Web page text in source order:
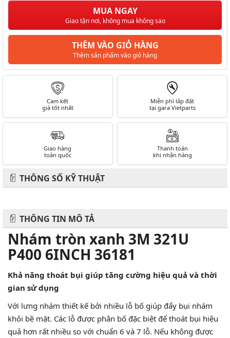
MUA NGAY
Giao tận nơi, không mua không sao
THÊM VÀO GIỎ HÀNG
Thêm sản phẩm vào giỏ hàng
Cam kết
giá tốt nhất
Miễn phí lắp đặt
tại gara Vietparts
Giao hàng
toàn quốc
Thanh toán
khi nhận hàng
THÔNG SỐ KỸ THUẬT
THÔNG TIN MÔ TẢ
Nhám tròn xanh 3M 321U
P400 6INCH 36181
Khả năng thoát bụi giúp tăng cường hiệu quả và thời
gian sử dụng
Với lưng nhám thiết kế bởi nhiều lỗ bố giúp đẩy bụi nhám
khỏi bề mặt. Các lỗ được phân bố đặc biệt để thoát bụi hiệu
quả hơn rất nhiều so với chuẩn 6 và 7 lỗ. Nếu không được